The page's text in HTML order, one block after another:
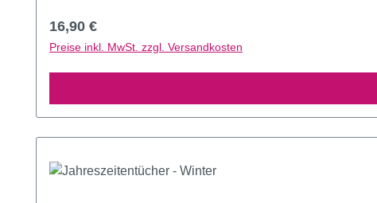
Regulärer Preis:
16,90 €
Preise inkl. MwSt. zzgl. Versandkosten